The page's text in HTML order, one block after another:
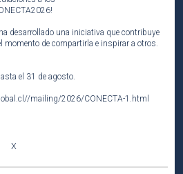
!
desarrollado una iniciativa que contribuye
momento de compartirla e inspirar a otros.
el 31 de agosto.
mailing/2026/CONECTA-1.html
X